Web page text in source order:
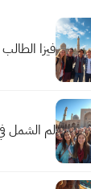
فيزا
لم الشمل